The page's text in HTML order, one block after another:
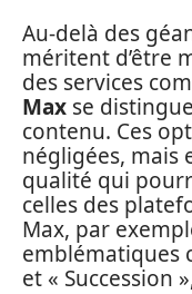
Au-delà des
méritent d’être
des services
Max se
contenu. Ces
négligées, mais
qualité qui
celles des
Max, par
emblématiques
et « Succession